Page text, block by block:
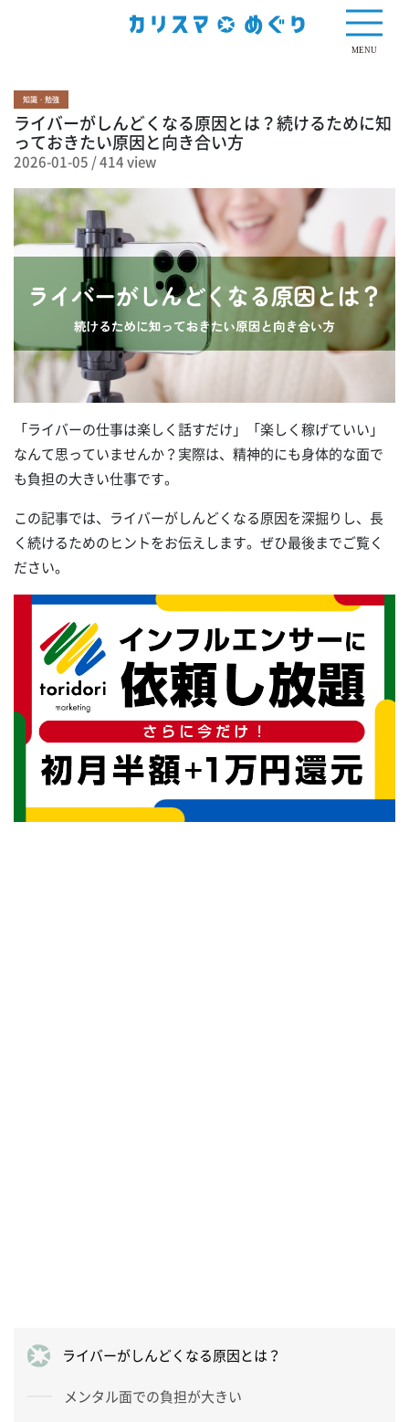
MENU
知識・勉強
ライバーがしんどくなる原因とは？続けるために知
っておきたい原因と向き合い方
2026-01-05 /414 view
「ライバーの仕事は楽しく話すだけ」「楽しく稼げていい」
なんて思っていませんか？実際は、精神的にも身体的な面で
も負担の大きい仕事です。
この記事では、ライバーがしんどくなる原因を深掘りし、長
く続けるためのヒントをお伝えします。ぜひ最後までご覧く
ださい。
ライバーがしんどくなる原因とは？
メンタル面での負担が大きい